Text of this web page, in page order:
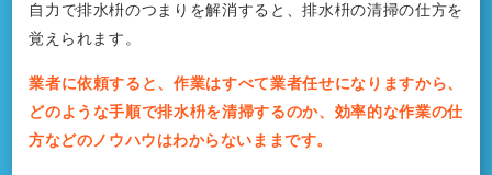
自力で排水枡のつまりを解消すると、排水枡の清掃の仕方を
覚えられます。
業者に依頼すると、作業はすべて業者任せになりますから、
どのような手順で排水枡を清掃するのか、効率的な作業の仕
方などのノウハウはわからないままです。